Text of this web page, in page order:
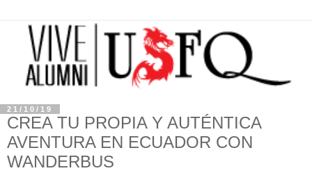
21/10/19
CREA TU PROPIA Y AUTÉNTICA
AVENTURA EN ECUADOR CON
WANDERBUS